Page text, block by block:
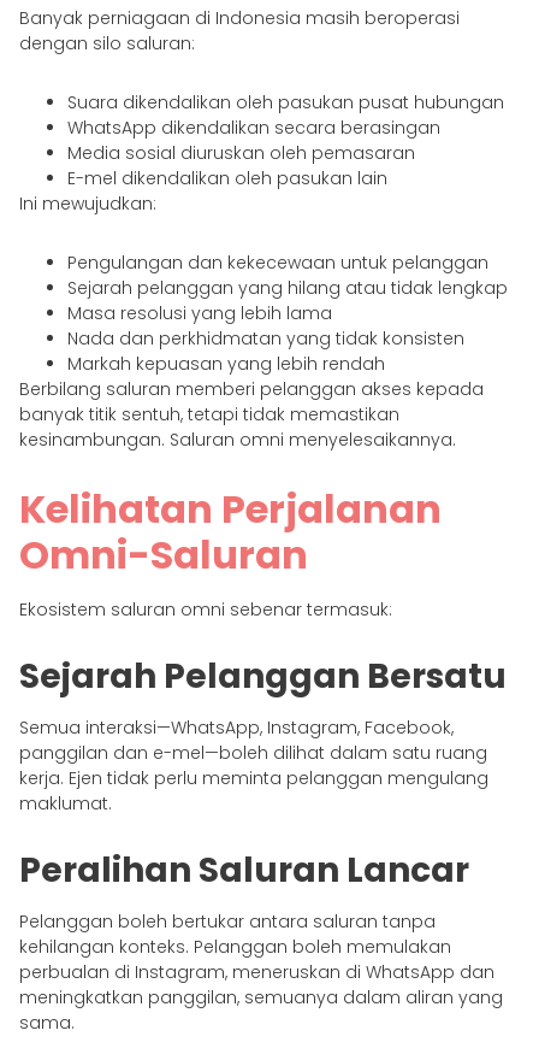
Banyak perniagaan di Indonesia masih beroperasi
dengan silo saluran:
Suara dikendalikan oleh pasukan pusat hubungan
WhatsApp dikendalikan secara berasingan
Media sosial diuruskan oleh pemasaran
E-mel dikendalikan oleh pasukan lain
Ini mewujudkan:
Pengulangan dan kekecewaan untuk pelanggan
Sejarah pelanggan yang hilang atau tidak lengkap
Masa resolusi yang lebih lama
Nada dan perkhidmatan yang tidak konsisten
Markah kepuasan yang lebih rendah
Berbilang saluran memberi pelanggan akses kepada
banyak titik sentuh, tetapi tidak memastikan
kesinambungan. Saluran omni menyelesaikannya.
Kelihatan Perjalanan
Omni-Saluran
Ekosistem saluran omni sebenar termasuk:
Sejarah Pelanggan Bersatu
Semua interaksi—WhatsApp, Instagram, Facebook,
panggilan dan e-mel—boleh dilihat dalam satu ruang
kerja. Ejen tidak perlu meminta pelanggan mengulang
maklumat.
Peralihan Saluran Lancar
Pelanggan boleh bertukar antara saluran tanpa
kehilangan konteks. Pelanggan boleh memulakan
perbualan di Instagram, meneruskan di WhatsApp dan
meningkatkan panggilan, semuanya dalam aliran yang
sama.